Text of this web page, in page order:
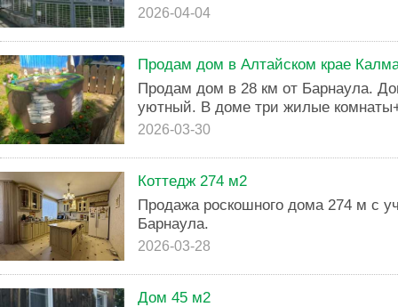
2026-04-04
Продам дом в Алтайском крае
Продам дом в 28 км от Барнаула.
уютный. В доме три жилые
2026-03-30
Коттедж 274 м2
Продажа роскошного дома 274 м с
Барнаула.
2026-03-28
Дом 45 м2